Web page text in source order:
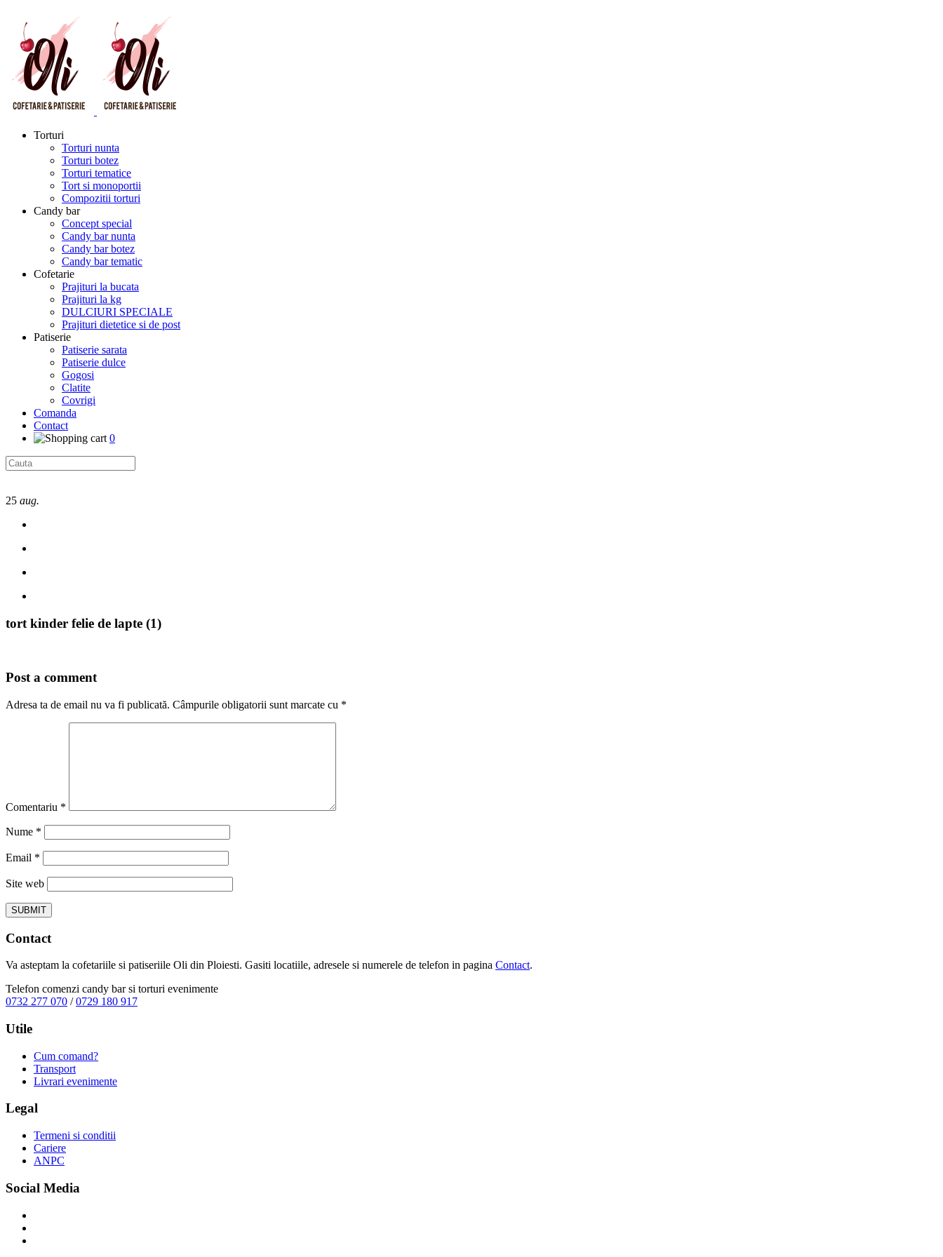
Torturi
Torturi nunta
Torturi botez
Torturi tematice
Tort si monoportii
Compozitii torturi
Candy bar
Concept special
Candy bar nunta
Candy bar botez
Candy bar tematic
Cofetarie
Prajituri la bucata
Prajituri la kg
DULCIURI SPECIALE
Prajituri dietetice si de post
Patiserie
Patiserie sarata
Patiserie dulce
Gogosi
Clatite
Covrigi
Comanda
Contact
0
25 aug.
tort kinder felie de lapte (1)
Post a comment
Adresa ta de email nu va fi publicată. Câmpurile obligatorii sunt marcate cu *
Comentariu *
Nume *
Email *
Site web
Contact
Va asteptam la cofetariile si patiseriile Oli din Ploiesti. Gasiti locatiile, adresele si numerele de telefon in pagina Contact.
Telefon comenzi candy bar si torturi evenimente
0732 277 070 /0729 180 917
Utile
Cum comand?
Transport
Livrari evenimente
Legal
Termeni si conditii
Cariere
ANPC
Social Media